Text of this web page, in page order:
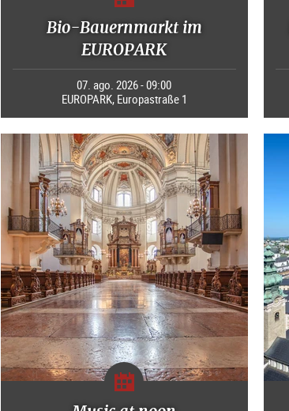
Bio-Bauernmarkt im
EUROPARK
07. ago. 2026 - 09:00
EUROPARK, Europastraße 1